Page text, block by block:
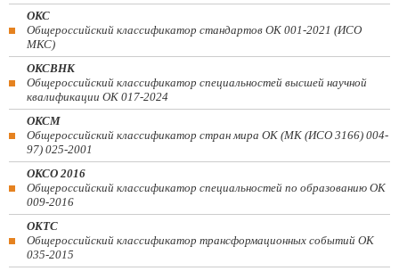
ОКС
Общероссийский классификатор стандартов ОК 001-2021 (ИСО
МКС)
ОКСВНК
Общероссийский классификатор специальностей высшей научной
квалификации ОК 017-2024
ОКСМ
Общероссийский классификатор стран мира ОК (МК (ИСО 3166) 004-
97) 025-2001
ОКСО 2016
Общероссийский классификатор специальностей по образованию ОК
009-2016
ОКТС
Общероссийский классификатор трансформационных событий ОК
035-2015